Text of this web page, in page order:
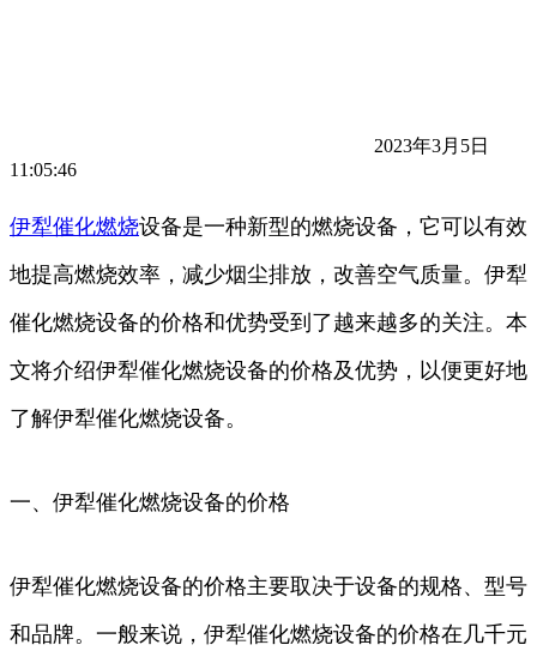
2023年3月5日
11:05:46
伊犁催化燃烧设备是一种新型的燃烧设备，它可以有效
地提高燃烧效率，减少烟尘排放，改善空气质量。伊犁
催化燃烧设备的价格和优势受到了越来越多的关注。本
文将介绍伊犁催化燃烧设备的价格及优势，以便更好地
了解伊犁催化燃烧设备。
一、伊犁催化燃烧设备的价格
伊犁催化燃烧设备的价格主要取决于设备的规格、型号
和品牌。一般来说，伊犁催化燃烧设备的价格在几千元